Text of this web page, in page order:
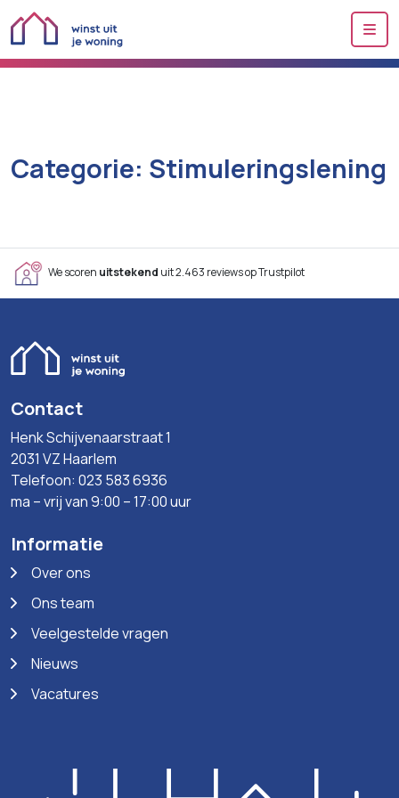
Categorie: Stimuleringslening
We scoren uitstekend uit 2.463 reviews op Trustpilot
Contact
Henk Schijvenaarstraat 1
2031 VZ Haarlem
Telefoon: 023 583 6936
ma – vrij van 9:00 – 17:00 uur
Informatie
Over ons
Ons team
Veelgestelde vragen
Nieuws
Vacatures